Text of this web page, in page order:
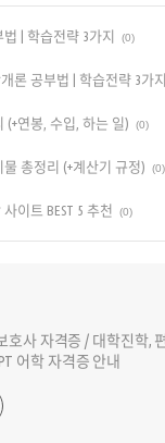
| 학습전략 3가지 (0)
론 공부법 | 학습전략 3가지
(+연봉, 수입, 하는 일) (0)
총정리 (+계산기 규정) (0)
이트 BEST 5 추천 (0)
호사 자격증 / 대학진학,
어학 자격증 안내